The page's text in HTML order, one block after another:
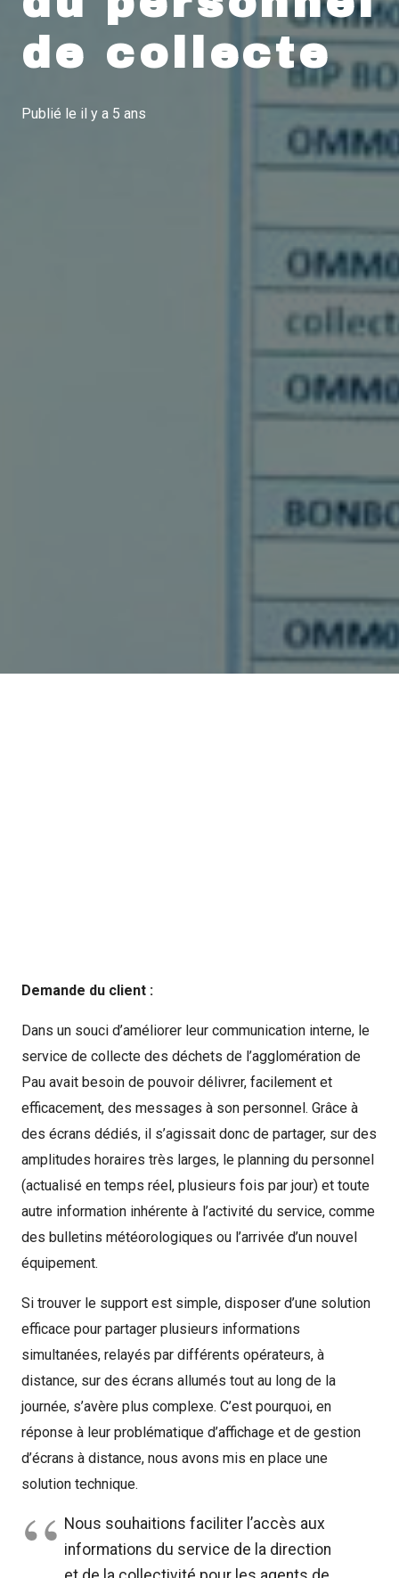
de collecte
Publié le il y a 5 ans
Demande du client :
Dans un souci d’améliorer leur communication interne, le
service de collecte des déchets de l’agglomération de
Pau avait besoin de pouvoir délivrer, facilement et
efficacement, des messages à son personnel. Grâce à
des écrans dédiés, il s’agissait donc de partager, sur des
amplitudes horaires très larges, le planning du personnel
(actualisé en temps réel, plusieurs fois par jour) et toute
autre information inhérente à l’activité du service, comme
des bulletins météorologiques ou l’arrivée d’un nouvel
équipement.
Si trouver le support est simple, disposer d’une solution
efficace pour partager plusieurs informations
simultanées, relayés par différents opérateurs, à
distance, sur des écrans allumés tout au long de la
journée, s’avère plus complexe. C’est pourquoi, en
réponse à leur problématique d’affichage et de gestion
d’écrans à distance, nous avons mis en place une
solution technique.
Nous souhaitions faciliter l’accès aux
informations du service de la direction